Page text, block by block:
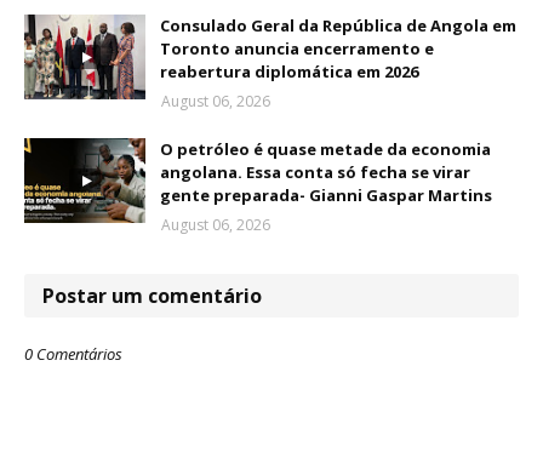
Consulado Geral da República de Angola em
Toronto anuncia encerramento e
reabertura diplomática em 2026
August 06, 2026
O petróleo é quase metade da economia
angolana. Essa conta só fecha se virar
gente preparada- Gianni Gaspar Martins
August 06, 2026
Postar um comentário
0 Comentários